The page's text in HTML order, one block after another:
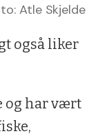
Atle Skjelde
også liker
og har vært